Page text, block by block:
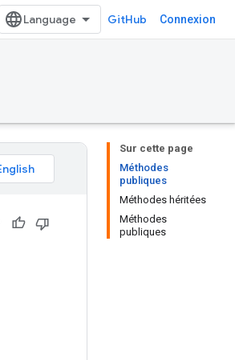
GitHub Connexion
Sur cette page
Méthodes
publiques
Méthodes héritées
Méthodes
publiques